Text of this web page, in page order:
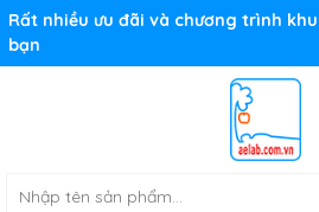
Rất nhiều ưu đãi và chương trình
bạn